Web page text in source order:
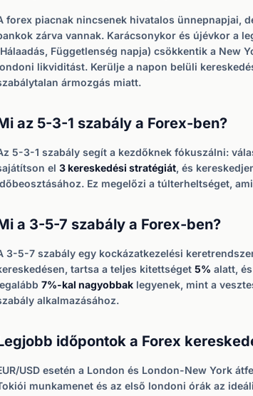
forex piacnak nincsenek hivatalos ünnepnapjai,
zárva vannak. Karácsonykor és újévkor a
Függetlenség napja) csökkentik a New
likviditást. Kerülje a napon belüli
ármozgás miatt.
az 5-3-1 szabály a Forex-ben?
5-3-1 szabály segít a kezdőknek fókuszálni:
el 3 kereskedési stratégiát, és
Ez megelőzi a túlterheltséget,
a 3-5-7 szabály a Forex-ben?
3-5-7 szabály egy kockázatkezelési
tartsa a teljes kitettséget 5% alatt,
7%-kal nagyobbak legyenek, mint a
alkalmazásához.
időpontok a Forex
USD esetén a London és London-New York
munkamenet és az első londoni órák az